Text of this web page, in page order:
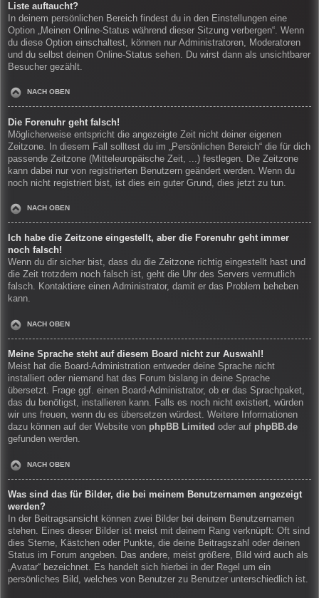
Liste auftaucht?
In deinem persönlichen Bereich findest du in den Einstellungen eine
Option „Meinen Online-Status während dieser Sitzung verbergen“. Wenn
du diese Option einschaltest, können nur Administratoren, Moderatoren
und du selbst deinen Online-Status sehen. Du wirst dann als unsichtbarer
Besucher gezählt.
NACH OBEN
Die Forenuhr geht falsch!
Möglicherweise entspricht die angezeigte Zeit nicht deiner eigenen
Zeitzone. In diesem Fall solltest du im „Persönlichen Bereich“ die für dich
passende Zeitzone (Mitteleuropäische Zeit, ...) festlegen. Die Zeitzone
kann dabei nur von registrierten Benutzern geändert werden. Wenn du
noch nicht registriert bist, ist dies ein guter Grund, dies jetzt zu tun.
NACH OBEN
Ich habe die Zeitzone eingestellt, aber die Forenuhr geht immer
noch falsch!
Wenn du dir sicher bist, dass du die Zeitzone richtig eingestellt hast und
die Zeit trotzdem noch falsch ist, geht die Uhr des Servers vermutlich
falsch. Kontaktiere einen Administrator, damit er das Problem beheben
kann.
NACH OBEN
Meine Sprache steht auf diesem Board nicht zur Auswahl!
Meist hat die Board-Administration entweder deine Sprache nicht
installiert oder niemand hat das Forum bislang in deine Sprache
übersetzt. Frage ggf. einen Board-Administrator, ob er das Sprachpaket,
das du benötigst, installieren kann. Falls es noch nicht existiert, würden
wir uns freuen, wenn du es übersetzen würdest. Weitere Informationen
dazu können auf der Website von phpBB Limited oder auf phpBB.de
gefunden werden.
NACH OBEN
Was sind das für Bilder, die bei meinem Benutzernamen angezeigt
werden?
In der Beitragsansicht können zwei Bilder bei deinem Benutzernamen
stehen. Eines dieser Bilder ist meist mit deinem Rang verknüpft: Oft sind
dies Sterne, Kästchen oder Punkte, die deine Beitragszahl oder deinen
Status im Forum angeben. Das andere, meist größere, Bild wird auch als
„Avatar“ bezeichnet. Es handelt sich hierbei in der Regel um ein
persönliches Bild, welches von Benutzer zu Benutzer unterschiedlich ist.